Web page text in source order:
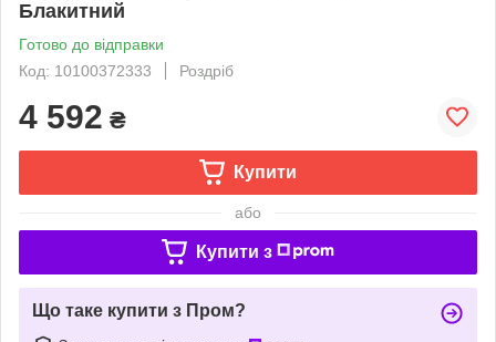
Блакитний
Готово до відправки
Код: 10100372333
Роздріб
4 592 ₴
Купити
або
Купити з
Що таке купити з Пром?